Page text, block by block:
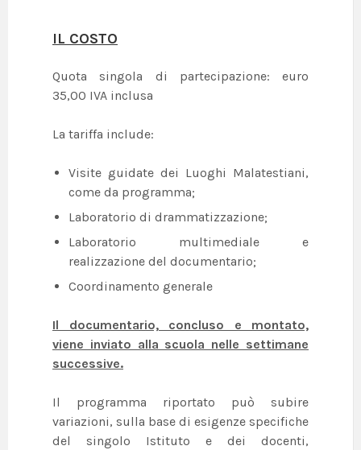
IL COSTO
Quota singola di partecipazione: euro
35,00 IVA inclusa
La tariffa include:
Visite guidate dei Luoghi Malatestiani,
come da programma;
Laboratorio di drammatizzazione;
Laboratorio multimediale e
realizzazione del documentario;
Coordinamento generale
Il documentario, concluso e montato,
viene inviato alla scuola nelle settimane
successive.
Il programma riportato può subire
variazioni, sulla base di esigenze specifiche
del singolo Istituto e dei docenti,